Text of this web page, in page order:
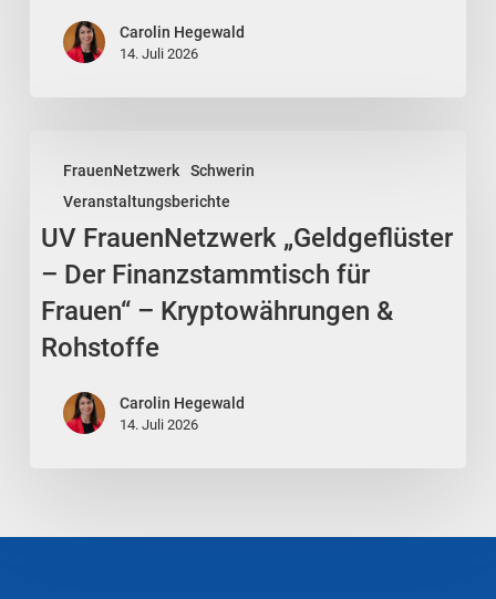
manche
Carolin Hegewald
14. Juli 2026
FrauenNetzwerk
Schwerin
Veranstaltungsberichte
FrauenNetzwerk
„Geldgeflüster
–
Der
Finanzstammtisch
für
Frauen“
Kryptowährungen
UV FrauenNetzwerk „Geldgeflüster
– Der Finanzstammtisch für
Frauen“ – Kryptowährungen &
Rohstoffe
Carolin Hegewald
14. Juli 2026